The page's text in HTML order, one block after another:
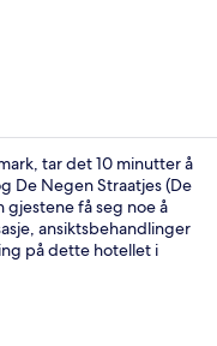
tar det 10 minutter å
De Negen Straatjes (De
gjestene få seg noe å
ansiktsbehandlinger
på dette hotellet i
av den vennlige
Du kan gå til
Rietlandpark